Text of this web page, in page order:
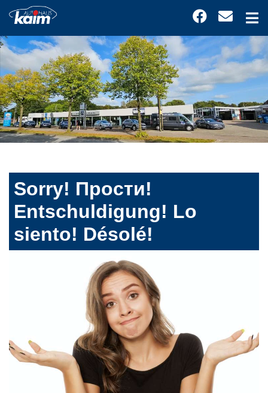
Sorry! Прости!
Entschuldigung! Lo
siento! Désolé!